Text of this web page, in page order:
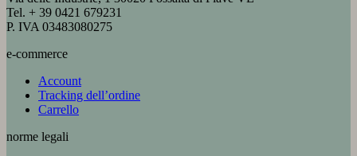
Tel. + 39 0421 679231
P. IVA 03483080275
e-commerce
Account
Tracking dell’ordine
Carrello
norme legali